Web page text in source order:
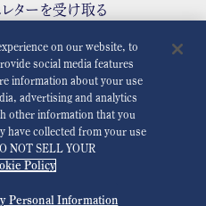
ターを受け取る
アニメーションを減らす
バシーポリシー クッキーポリシー
ビリティ
on our website, to
social media features
information about your use
advertising and analytics
other information that you
have collected from your use
NOT SELL YOUR
Policy
Personal Information